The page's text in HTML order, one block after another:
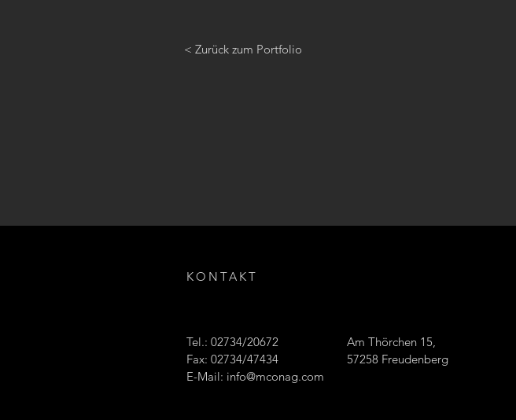
< Zurück zum Portfolio
KONTAKT
Tel.: 02734/20672
Fax: 02734/47434
E-Mail: info@mconag.com
Am Thörchen 15,
57258 Freudenberg